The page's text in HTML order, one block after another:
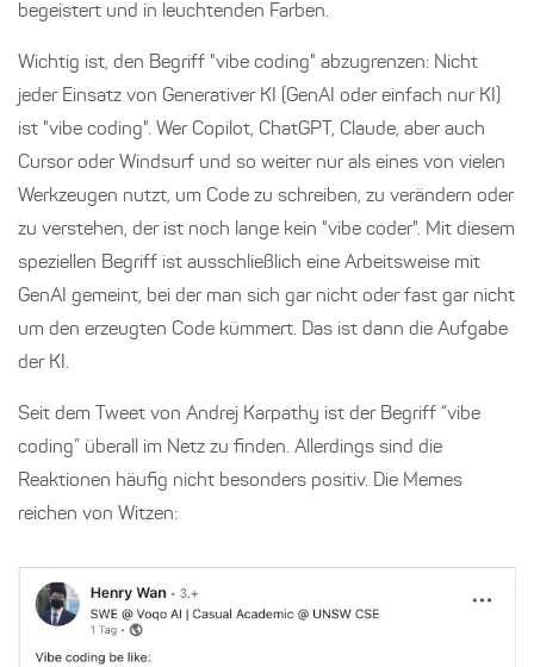
begeistert und in leuchtenden Farben.
Wichtig ist, den Begriff "vibe coding" abzugrenzen: Nicht
jeder Einsatz von Generativer KI (GenAI oder einfach nur KI)
ist "vibe coding". Wer Copilot, ChatGPT, Claude, aber auch
Cursor oder Windsurf und so weiter nur als eines von vielen
Werkzeugen nutzt, um Code zu schreiben, zu verändern oder
zu verstehen, der ist noch lange kein "vibe coder". Mit diesem
speziellen Begriff ist ausschließlich eine Arbeitsweise mit
GenAI gemeint, bei der man sich gar nicht oder fast gar nicht
um den erzeugten Code kümmert. Das ist dann die Aufgabe
der KI.
Seit dem Tweet von Andrej Karpathy ist der Begriff “vibe
coding” überall im Netz zu finden. Allerdings sind die
Reaktionen häufig nicht besonders positiv. Die Memes
reichen von Witzen: